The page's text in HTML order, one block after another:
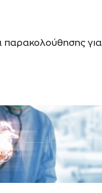
παρακολούθησης για